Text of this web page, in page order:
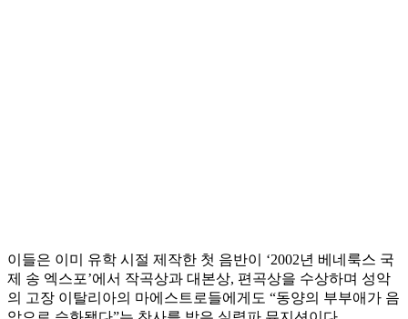
이들은 이미 유학 시절 제작한 첫 음반이 ‘2002년 베네룩스 국
제 송 엑스포’에서 작곡상과 대본상, 편곡상을 수상하며 성악
의 고장 이탈리아의 마에스트로들에게도 “동양의 부부애가 음